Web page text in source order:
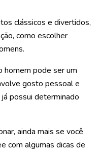
clássicos e divertidos,
como escolher
homem pode ser um
gosto pessoal e
possui determinado
ainda mais se você
com algumas dicas de